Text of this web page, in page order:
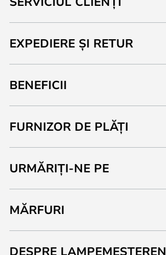
EXPEDIERE ȘI RETUR
BENEFICII
FURNIZOR DE PLĂȚI
URMĂRIȚI-NE PE
MĂRFURI
DESPRE LAMPEMESTEREN